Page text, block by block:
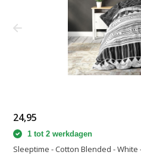
24,95
1 tot 2 werkdagen
Sleeptime - Cotton Blended -